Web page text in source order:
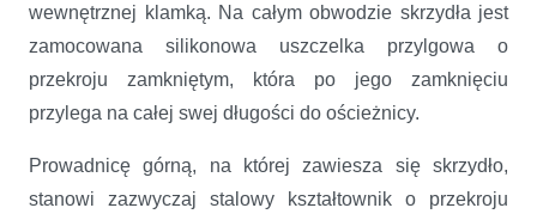
wewnętrznej klamką. Na całym obwodzie skrzydła jest
zamocowana silikonowa uszczelka przylgowa o
przekroju zamkniętym, która po jego zamknięciu
przylega na całej swej długości do ościeżnicy.
Prowadnicę górną, na której zawiesza się skrzydło,
stanowi zazwyczaj stalowy kształtownik o przekroju